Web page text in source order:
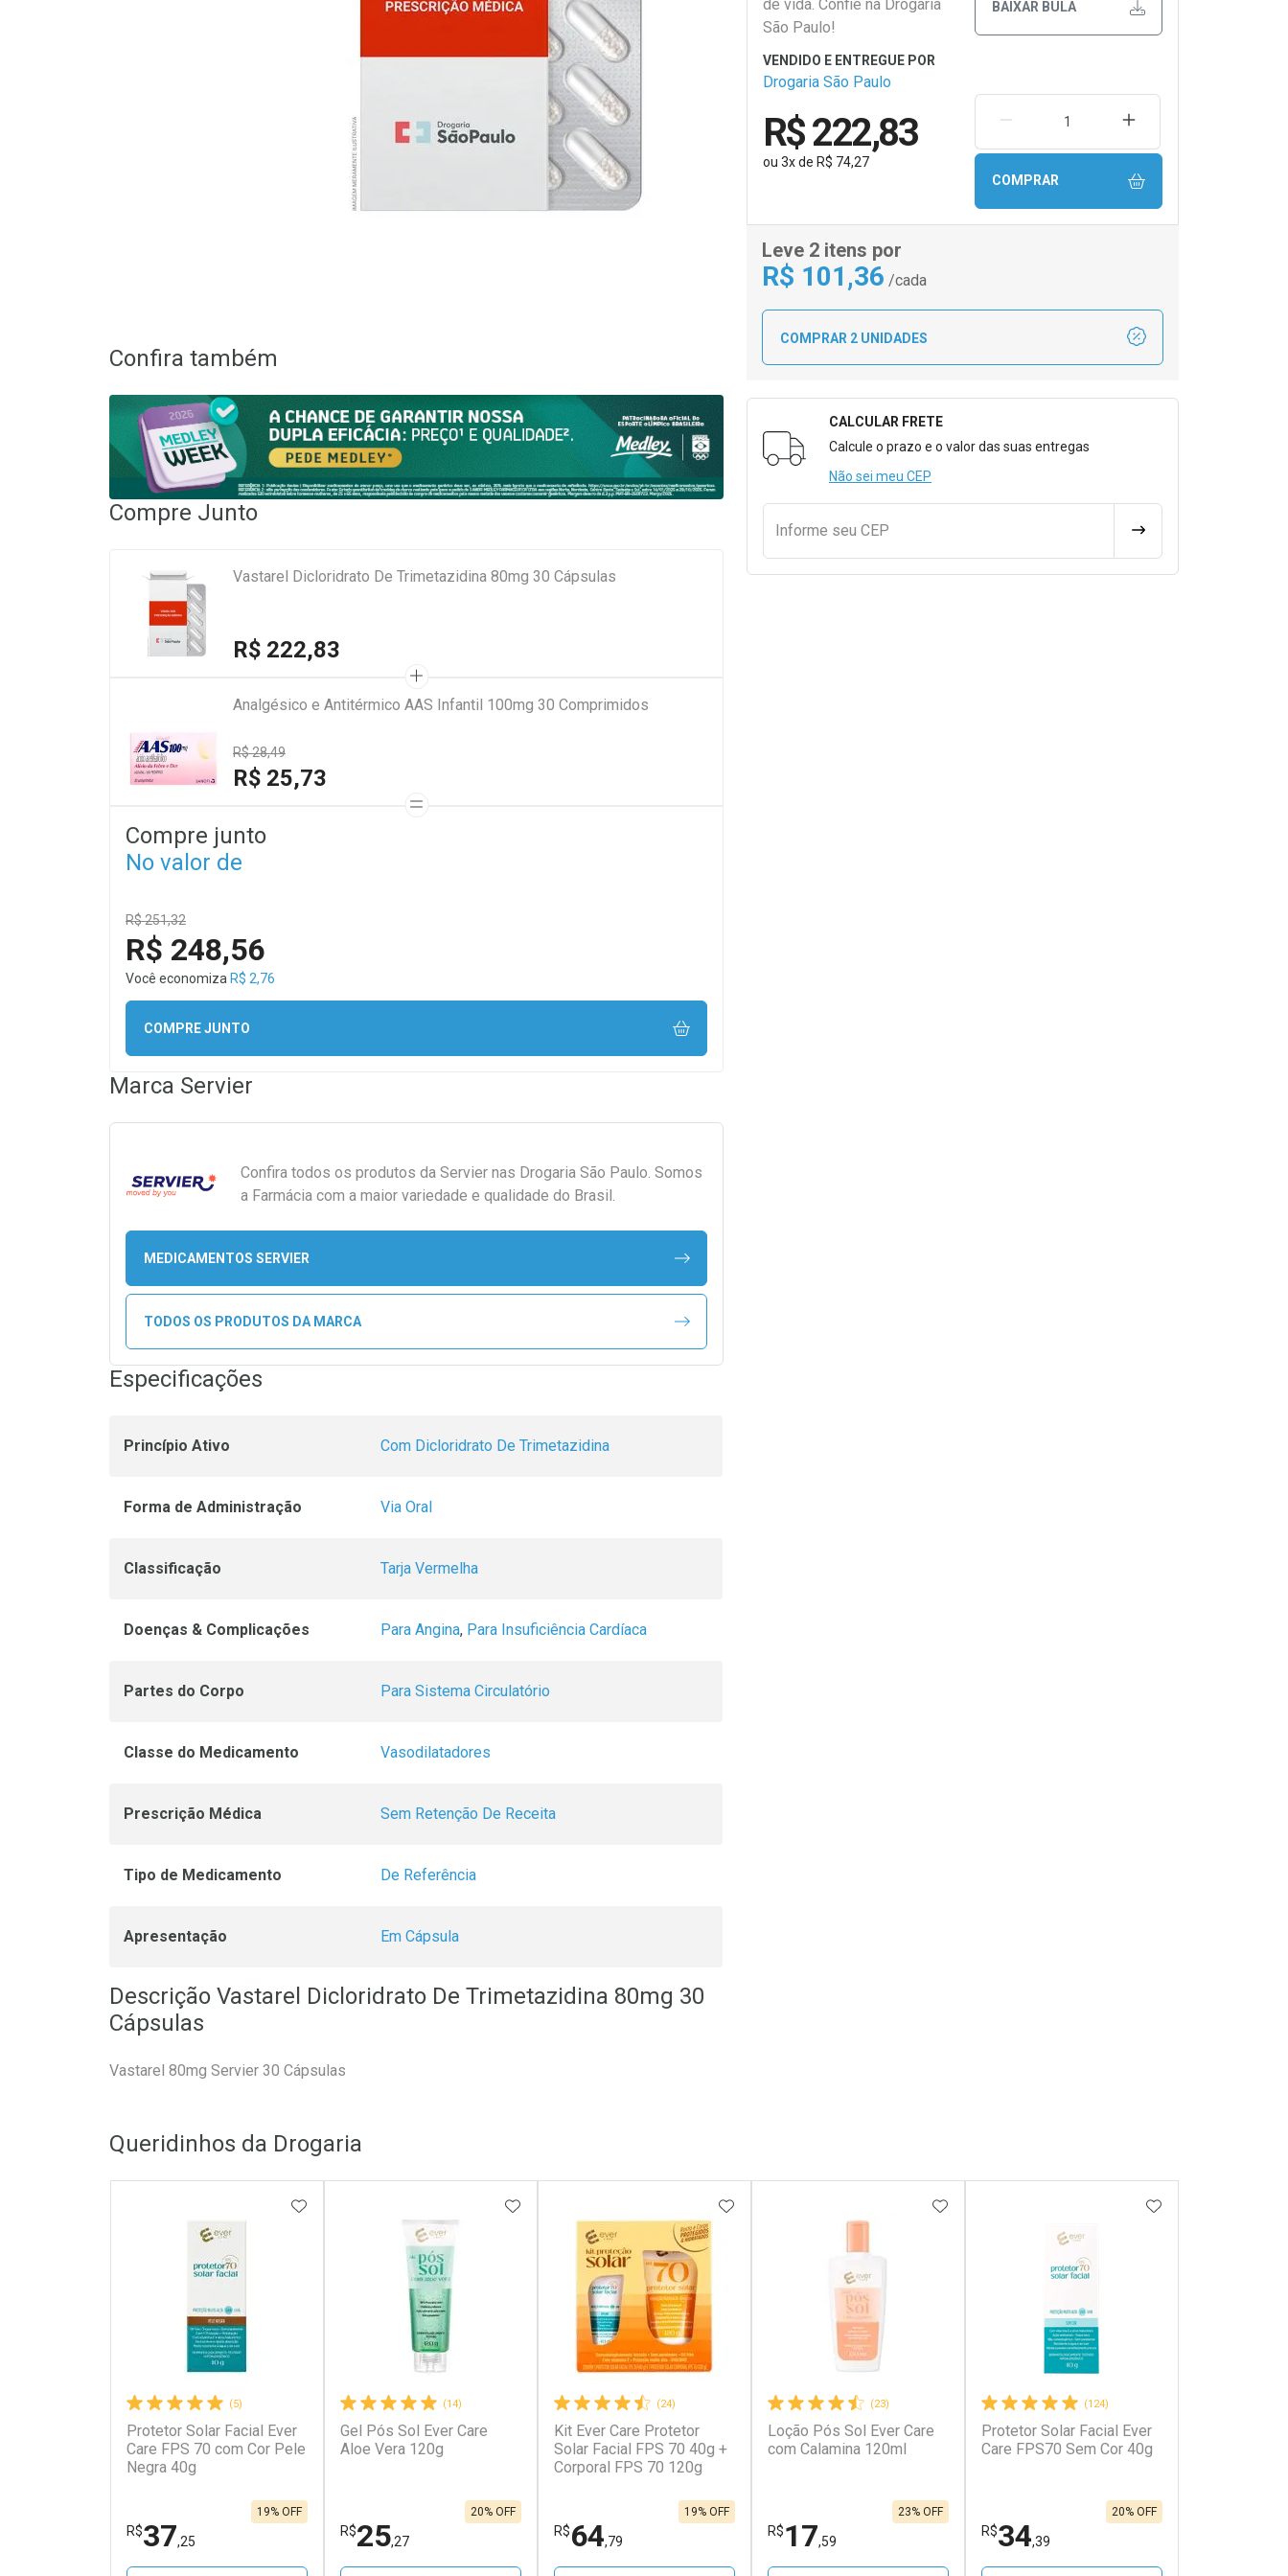
de vida. Confie na Drogaria
São Paulo!
BAIXAR BULA
Drogaria São Paulo
R$ 222,83
ou 3xde R$ 74,27
REMOVER UMA UNIDADEAUMENTAR UMA
COMPRAR
Leve 2 itens por
R$ 101 ,36 /cada
COMPRAR 2 UNIDADES
Formulário para Calcular o Frete
CALCULAR FRETE
Calcule o prazo e o valor das suas entregas
Não sei meu CEP
Informe seu CEP CALCULAR FRETE
Confira também
Compre Junto
Vastarel Dicloridrato De Trimetazidina 80mg 30 Cápsulas
R$ 222,83
Analgésico e Antitérmico AAS Infantil 100mg 30 Comprimidos
R$ 28,49
R$ 25,73
Compre junto
No valor de
R$ 251,32
R$ 248,56
Você economiza R$ 2,76
COMPRE JUNTO
Marca Servier
Confira todos os produtos da Servier nas Drogaria São Paulo. Somos
a Farmácia com a maior variedade e qualidade do Brasil.
MEDICAMENTOS SERVIER
TODOS OS PRODUTOS DA MARCA
Especificações
Princípio Ativo Com Dicloridrato De Trimetazidina
Forma de Administração Via Oral
Classificação Tarja Vermelha
Doenças & Complicações Para Angina, Para Insuficiência Cardíaca
Partes do Corpo Para Sistema Circulatório
Classe do Medicamento Vasodilatadores
Prescrição Médica Sem Retenção De Receita
Tipo de Medicamento De Referência
Apresentação Em Cápsula
Descrição Vastarel Dicloridrato De Trimetazidina 80mg 30
Cápsulas
Vastarel 80mg Servier 30 Cápsulas
Queridinhos da Drogaria
(5)
Protetor Solar Facial Ever
Care FPS 70 com Cor Pele
Negra 40g
R$37,25
19% OFF
ADICIONAR AOS FAVORITOS
(14)
Gel Pós Sol Ever Care
Aloe Vera 120g
R$25,27
20% OFF
ADICIONAR AOS FAVORITOS
(24)
Kit Ever Care Protetor
Solar Facial FPS 70 40g +
Corporal FPS 70 120g
R$64,79
19% OFF
ADICIONAR AOS FAVORITOS
(23)
Loção Pós Sol Ever Care
com Calamina 120ml
R$17,59
23% OFF
ADICIONAR AOS FAVORITOS
(124)
Protetor Solar Facial Ever
Care FPS70 Sem Cor 40g
R$34,39
20% OFF
ADICIONAR AOS